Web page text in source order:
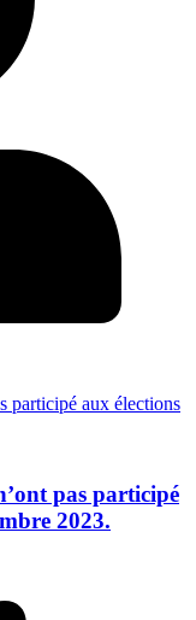
pas participé
2023.